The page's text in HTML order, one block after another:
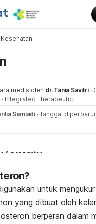
Kesehatan
medis oleh dr. Tania Savitri ·
· Integrated Therapeutic
Samiadi · Tanggal
& peringatan
Hasil Tes
untuk
yang dibuat oleh
berperan dalam